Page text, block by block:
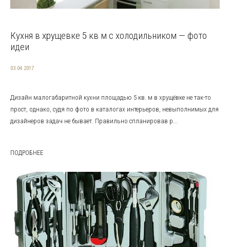
Кухня в хрущевке 5 кв м с холодильником — фото
идеи
03.04.2017
Дизайн малогабаритной кухни площадью 5 кв. м в хрущёвке не так-то
прост, однако, судя по фото в каталогах интерьеров, невыполнимых для
дизайнеров задач не бывает. Правильно спланировав р...
ПОДРОБНЕЕ